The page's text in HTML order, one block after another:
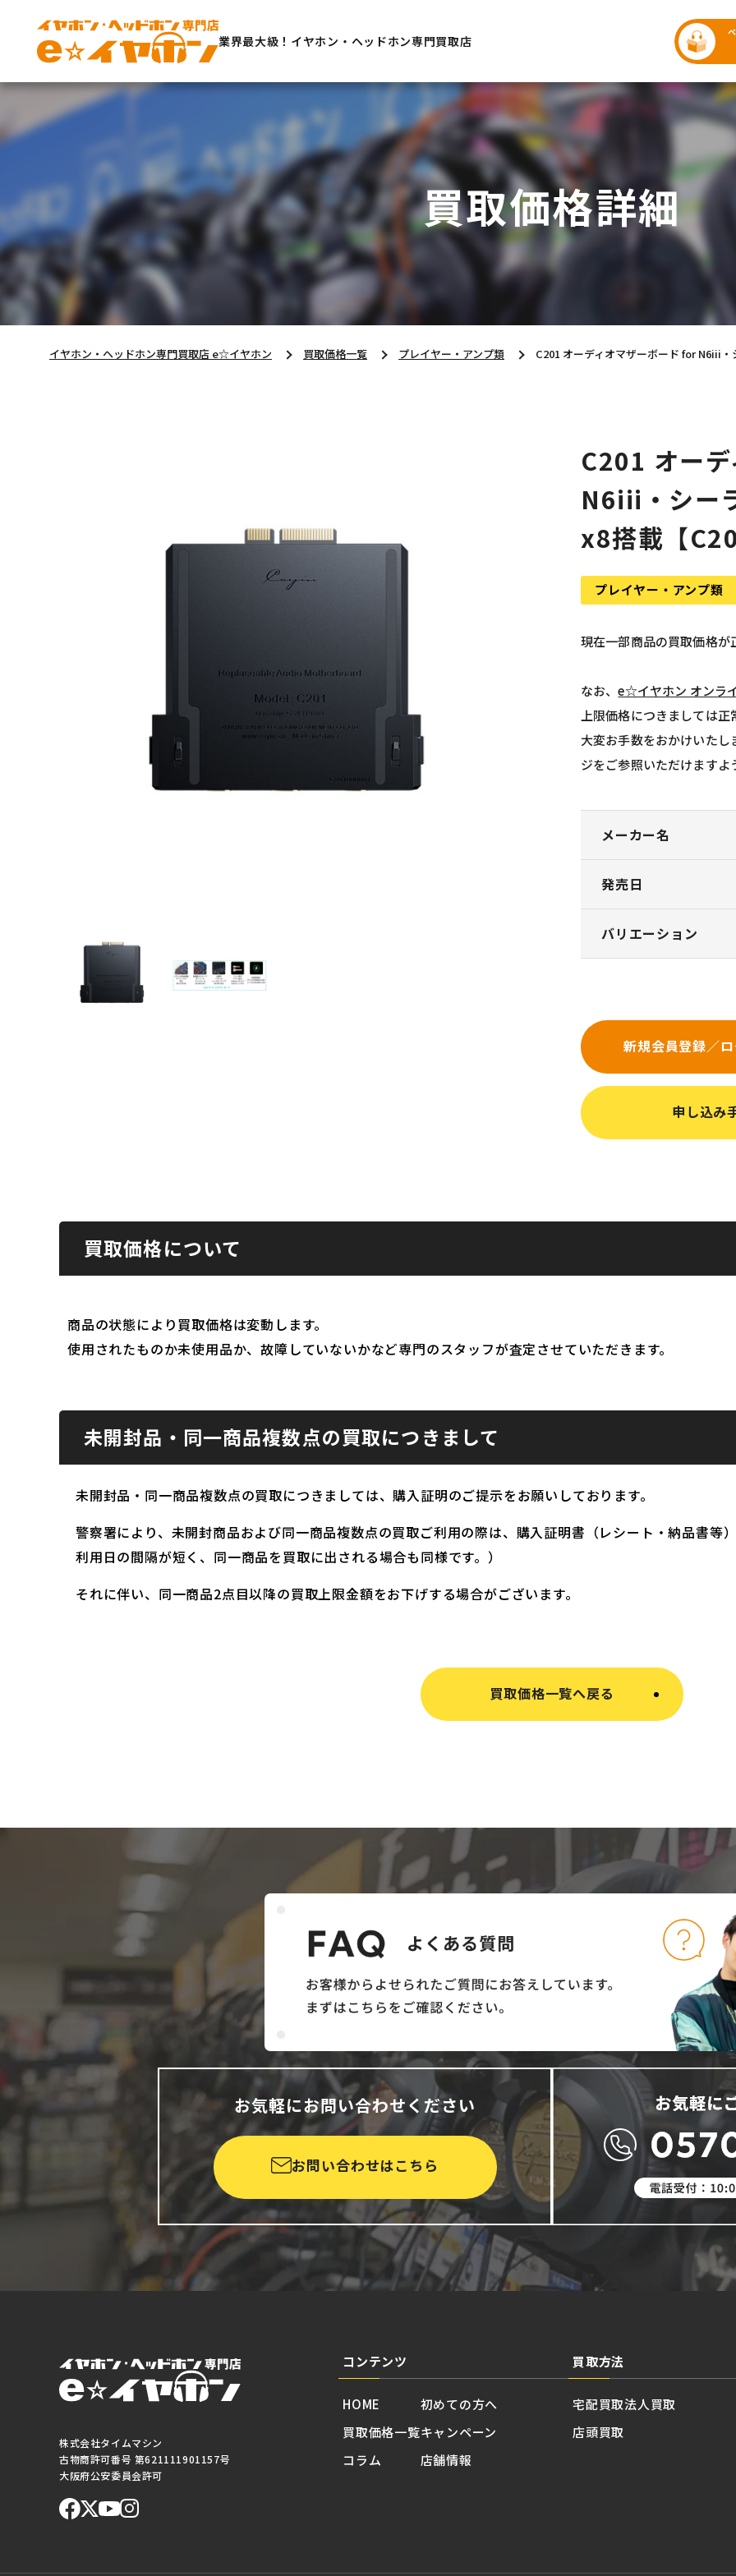
業界最大級！イヤホン・ヘッドホン専門買取店
買取価格詳細
イヤホン・ヘッドホン専門買取店 e☆イヤホン 買取価格一覧 プレイヤー・アンプ類 C201 オーディオマザーボード for N6iii・
C201 オー
N6iii・シー
x8搭載【
プレイヤー・アンプ類
現在一部商品の買取価格が
なお、e☆イヤホン オンラ
上限価格につきましては正
大変お手数をおかけいた
ジをご参照いただけますよ
メーカー名
発売日
バリエーション
新規会員登録／
申し込み
買取価格について
商品の状態により買取価格は変動します。
使用されたものか未使用品か、故障していないかなど専門のスタッフが査定させていただきます。
未開封品・同一商品複数点の買取につきまして
未開封品・同一商品複数点の買取につきましては、購入証明のご提示をお願いしております。
警察署により、未開封商品および同一商品複数点の買取ご利用の際は、購入証明書（レシート・納品書
利用日の間隔が短く、同一商品を買取に出される場合も同様です。）
それに伴い、同一商品2点目以降の買取上限金額をお下げする場合がございます。
買取価格一覧へ戻る
お気軽にお問い合わせください
お問い合わせはこちら
株式会社タイムマシン
古物商許可番号 第621111901157号
大阪府公安委員会許可
コンテンツ
HOME
買取価格一覧
コラム
初めての方へ
キャンペーン
店舗情報
買取方法
宅配買取
店頭買取
法人買取